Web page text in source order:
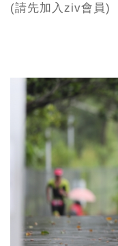
(請先加入ziv會員)